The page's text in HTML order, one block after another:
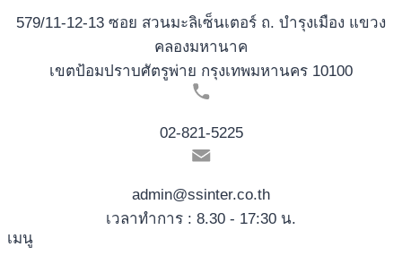
579/11-12-13 ซอย สวนมะลิเซ็นเตอร์ ถ. บำรุงเมือง แขวง
คลองมหานาค
เขตป้อมปราบศัตรูพ่าย กรุงเทพมหานคร 10100
02-821-5225
admin@ssinter.co.th
เวลาทำการ : 8.30 - 17:30 น.
เมนู